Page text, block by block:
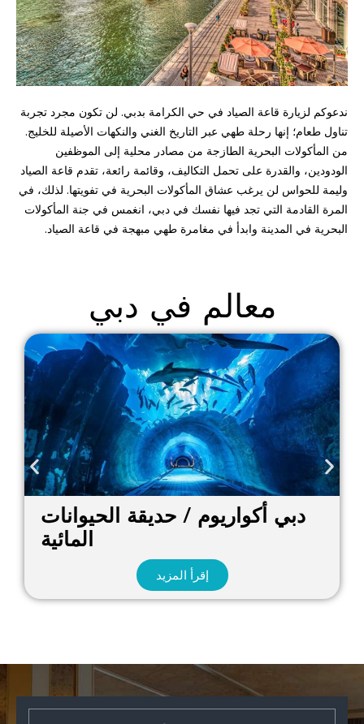
ندعوكم لزيارة قاعة الصياد في حي الكرامة بدبي. لن تكون مجرد تجربة
تناول طعام؛ إنها رحلة طهي عبر التاريخ الغني والنكهات الأصيلة للخليج.
من المأكولات البحرية الطازجة من مصادر محلية إلى الموظفين
الودودين، والقدرة على تحمل التكاليف، وقائمة رائعة، تقدم قاعة الصياد
وليمة للحواس لن يرغب عشاق المأكولات البحرية في تفويتها. لذلك، في
المرة القادمة التي تجد فيها نفسك في دبي، انغمس في جنة المأكولات
البحرية في المدينة وابدأ في مغامرة طهي مبهجة في قاعة الصياد.
معالم في دبي
دبي أكواريوم / حديقة الحيوانات
المائية
إقرأ المزيد